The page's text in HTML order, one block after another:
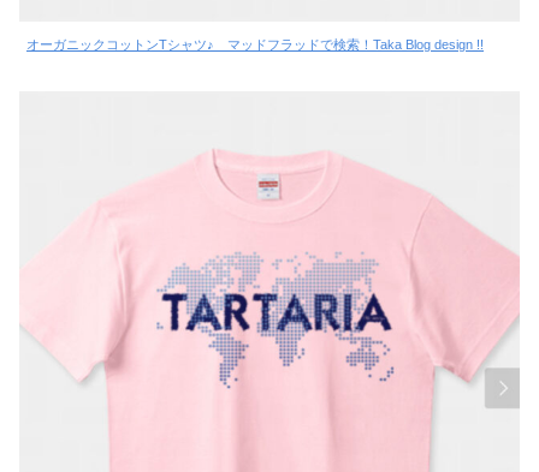
オーガニックコットンTシャツ♪ マッドフラッドで検索！Taka Blog design !!